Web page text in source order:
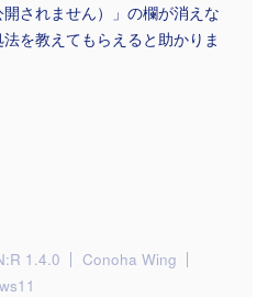
されません）」の欄が消えな
を教えてもらえると助かりま
1.4.0
Conoha Wing